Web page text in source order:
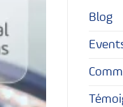
Blog